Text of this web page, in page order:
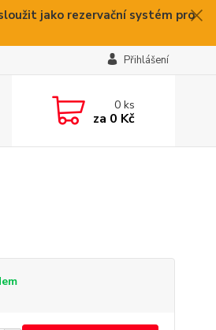
jako rezervační systém pro
Přihlášení
0ks
za 0 Kč